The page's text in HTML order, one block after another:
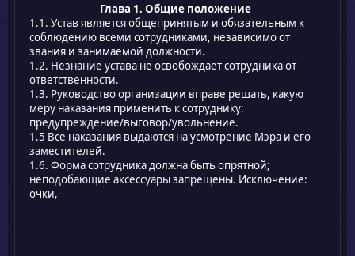
Глава 1. Общие положение
1.1. Устав является общепринятым и обязательным к
соблюдению всеми сотрудниками, независимо от
звания и занимаемой должности.
1.2. Незнание устава не освобождает сотрудника от
ответственности.
1.3. Руководство организации вправе решать, какую
меру наказания применить к сотруднику:
предупреждение/выговор/увольнение.
1.5 Все наказания выдаются на усмотрение Мэра и его
заместителей.
1.6. Форма сотрудника должна быть опрятной;
неподобающие аксессуары запрещены. Исключение:
очки,